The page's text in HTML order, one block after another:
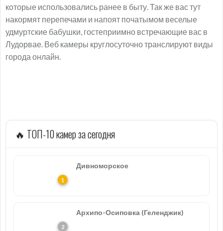
которые использовались ранее в быту. Так же вас тут
накормят перепечами и напоят початымом веселые
удмуртские бабушки, гостеприимно встречающие вас в
Лудорвае. Веб камеры круглосуточно транслируют виды
города онлайн.
🔥 ТОП-10 камер за сегодня
Дивноморское
Архипо-Осиповка (Геленджик)